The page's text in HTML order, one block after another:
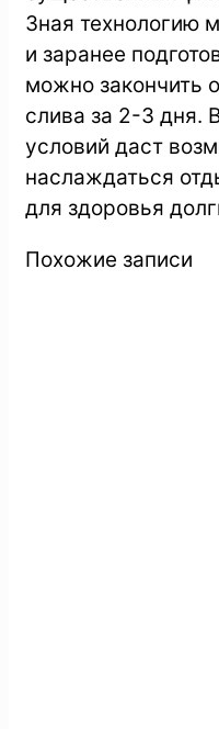
Зная технологию
и заранее
можно закончить
слива за 2-3 дня.
условий даст
наслаждаться
для здоровья
Похожие записи